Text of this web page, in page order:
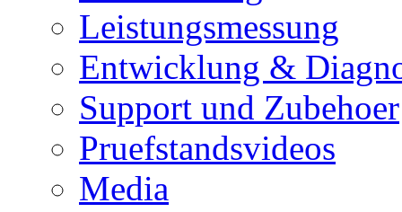
Leistungsmessung
Entwicklung &
Support und Zubehoer
Pruefstandsvideos
Media